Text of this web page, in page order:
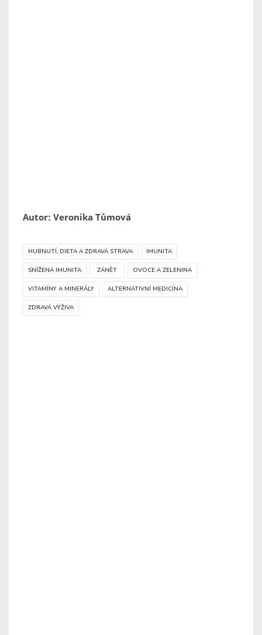
Autor: Veronika Tůmová
HUBNUTÍ, DIETA A ZDRAVÁ STRAVA IMUNITA
SNÍŽENÁ IMUNITA ZÁNĚT OVOCE A ZELENINA
VITAMÍNY A MINERÁLY ALTERNATIVNÍ MEDICÍNA
ZDRAVÁ VÝŽIVA